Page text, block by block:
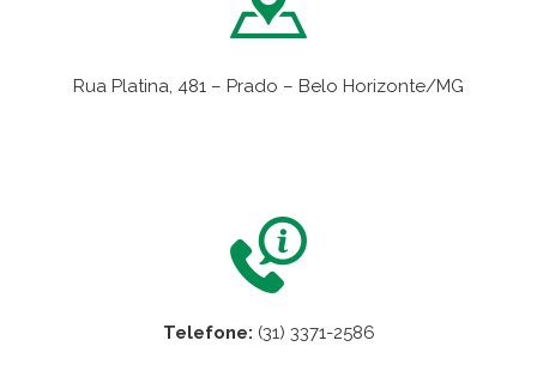
Rua Platina, 481 – Prado – Belo Horizonte/MG
Telefone: (31) 3371-2586